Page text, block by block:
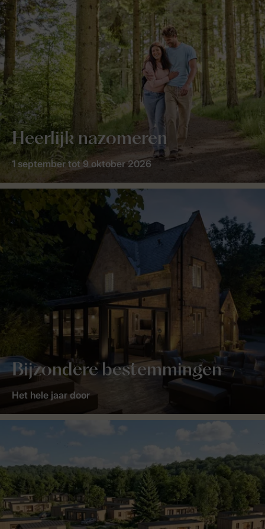
Heerlijk nazomeren
1 september tot 9 oktober 2026
Bijzondere bestemmingen
Het hele jaar door